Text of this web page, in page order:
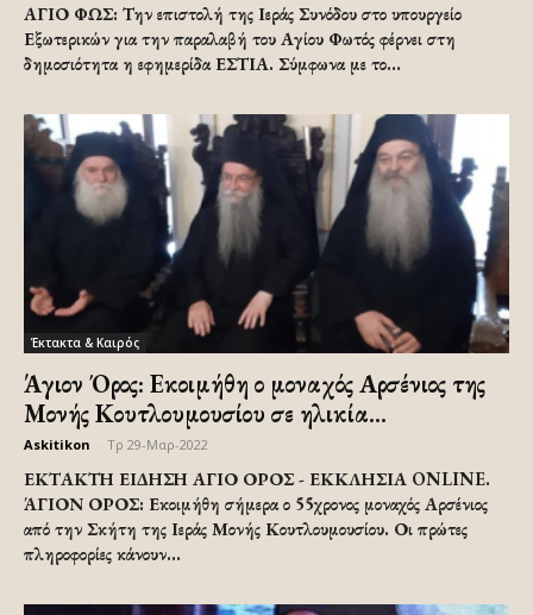
ΑΓΙΟ ΦΩΣ: Την επιστολή της Ιεράς Συνόδου στο υπουργείο
Εξωτερικών για την παραλαβή του Αγίου Φωτός φέρνει στη
δημοσιότητα η εφημερίδα ΕΣΤΙΑ. Σύμφωνα με το...
Έκτακτα & Καιρός
Άγιον Όρος: Εκοιμήθη ο μοναχός Αρσένιος της
Μονής Κουτλουμουσίου σε ηλικία...
Askitikon Τρ 29-Μαρ-2022
ΕΚΤΑΚΤΗ ΕΙΔΗΣΗ ΑΓΙΟ ΟΡΟΣ - ΕΚΚΛΗΣΙΑ ONLINE.
ΆΓΙΟΝ ΟΡΟΣ: Εκοιμήθη σήμερα ο 55χρονος μοναχός Αρσένιος
από την Σκήτη της Ιεράς Μονής Κουτλουμουσίου. Οι πρώτες
πληροφορίες κάνουν...